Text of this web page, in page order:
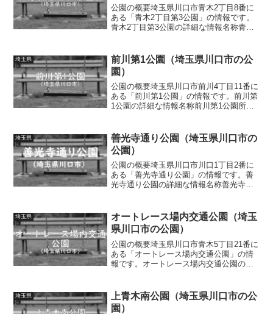
公園の概要埼玉県川口市青木2丁目8番に
ある「青木2丁目第3公園」の情報です。
青木2丁目第3公園の詳細な情報名称青木2
具滑り台、ブランコ、鉄棒、砂場、パー
ゴラ、ベンチ...
埼玉県
前川第1公園（埼玉県川口市の公
園）
公園の概要埼玉県川口市前川4丁目11番に
ある「前川第1公園」の情報です。前川第
1公園の詳細な情報名称前川第1公園所在
り台、ロープ遊具、アスレチック遊
具）、ブランコ、...
埼玉県
善光寺通り公園（埼玉県川口市の
公園）
公園の概要埼玉県川口市川口1丁目2番に
ある「善光寺通り公園」の情報です。善
光寺通り公園の詳細な情報名称善光寺通
衆電話トイレの有無なし車椅子対応 ト
イレなし駐車場の有無...
埼玉県
オートレース場内交通公園（埼玉
県川口市の公園）
公園の概要埼玉県川口市青木5丁目21番に
ある「オートレース場内交通公園」の情
報です。オートレース場内交通公園の詳
報なし種別交通公園施設・遊具横断歩
道、信号機（ミニ交...
埼玉県
上青木南公園（埼玉県川口市の公
園）